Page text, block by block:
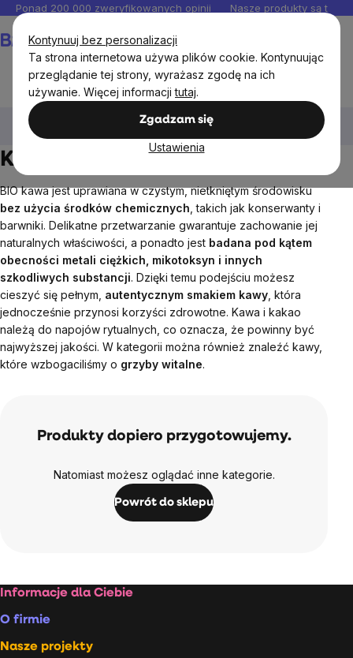
Kontynuuj bez personalizacji
Ta strona internetowa używa plików cookie. Kontynuując
przeglądanie tej strony, wyrażasz zgodę na ich
używanie. Więcej informacjitutaj.
Zgadzam się
Ustawienia
Przejść
do
treści
Ponad 200 000 zweryfikowanych opinii Nasze produkty są
BrainPure
Herbata, Kawa i kakao
Kawa
Kawa
BIO kawa jest uprawiana w czystym, nietkniętym środowisku
bez użycia środków chemicznych , takich jak konserwanty i
barwniki. Delikatne przetwarzanie gwarantuje zachowanie jej
naturalnych właściwości, a ponadto jest badana pod kątem
obecności metali ciężkich, mikotoksyn i innych
szkodliwych substancji. Dzięki temu podejściu możesz
cieszyć się pełnym, autentycznym smakiem kawy , która
jednocześnie przynosi korzyści zdrowotne. Kawa i kakao
należą do napojów rytualnych, co oznacza, że powinny być
najwyższej jakości. W kategorii można również znaleźć kawy,
które wzbogaciliśmy o grzyby witalne.
Produkty dopiero przygotowujemy.
Natomiast możesz oglądać inne kategorie.
Powrót do sklepu
Stopka
Informacje dla Ciebie
O firmie
Nasze projekty